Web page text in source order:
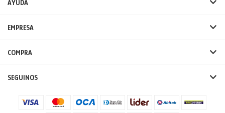
AYUDA
EMPRESA
COMPRA
SEGUINOS